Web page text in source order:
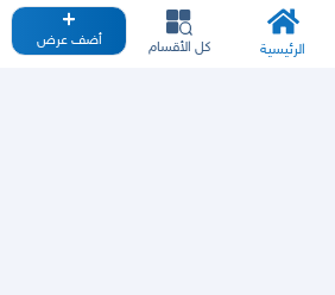
الرئيسية كل الأقسام أضف عرض